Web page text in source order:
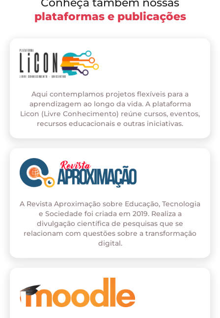
plataformas e publicações
Aqui contemplamos projetos flexíveis para a
aprendizagem ao longo da vida. A plataforma
Licon (Livre Conhecimento) reúne cursos, eventos,
recursos educacionais e outras iniciativas.
A Revista Aproximação sobre Educação, Tecnologia
e Sociedade foi criada em 2019. Realiza a
divulgação científica de pesquisas que se
relacionam com questões sobre a transformação
digital.